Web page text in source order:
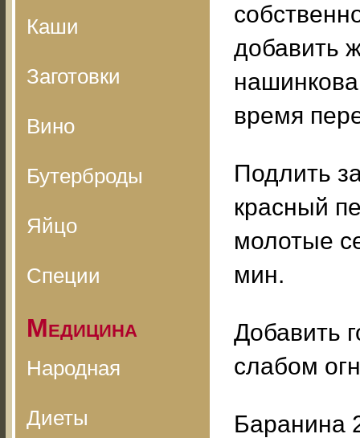
Каши
Заготовки
Вино
Бутерброды
Яйцо
Специи
Медицина
Народная
Диеты
добавить
время
Подлить
красный
молотые
мин.
Добавить
слабом
Баранина